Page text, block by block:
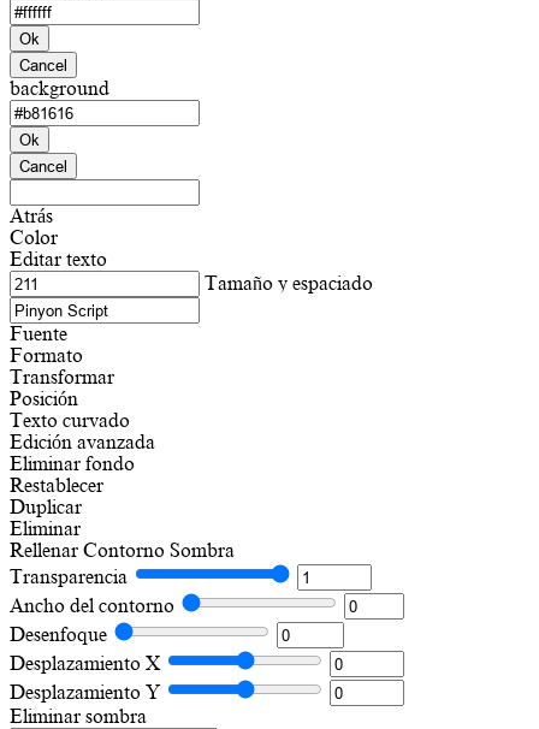
Ok
Cancel
background
Ok
Cancel
Atrás
Color
Editar texto
Tamaño y espaciado
Fuente
Formato
Transformar
Posición
Texto curvado
Edición avanzada
Eliminar fondo
Restablecer
Duplicar
Eliminar
Rellenar Contorno Sombra
Transparencia
Ancho del contorno
Desenfoque
Desplazamiento X
Desplazamiento Y
Eliminar sombra